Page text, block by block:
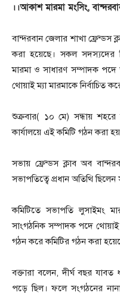
।।আকাশ মারমা মংসিং,
বান্দরবান জেলার শাখা ফ্রেন্ডস
করা হয়েছে। সকল সদস্যদের
মারমা ও সাধারণ সম্পাদক পদে
থোয়াই ম্যা মারমাকে নির্বাচিত
শুক্রবার( ১০ মে) সন্ধায় শহরে
কার্যালয়ে এই কমিটি গঠন করা
সভায় ফ্রেন্ডস ক্লাব অব
সভাপতিত্বে প্রধান অতিথি
কমিটিতে সভাপতি লুসাইমং
সাংগঠনিক সম্পাদক পদে থোয়াই
গঠন করে কমিটির গঠন করা
বক্তারা বলেন, দীর্ঘ বছর যাবত
পড়ে ছিল। ফলে সংগঠনের নানা